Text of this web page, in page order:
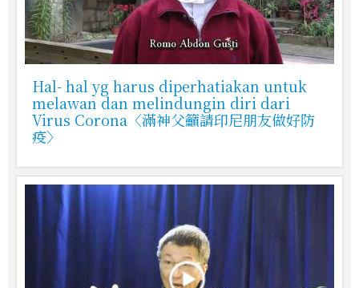
Hal- hal yg harus diperhatiakan untuk
melawan dan melindungin diri dari
Virus Corona〈滿神父籲請印尼朋友做好防
疫〉